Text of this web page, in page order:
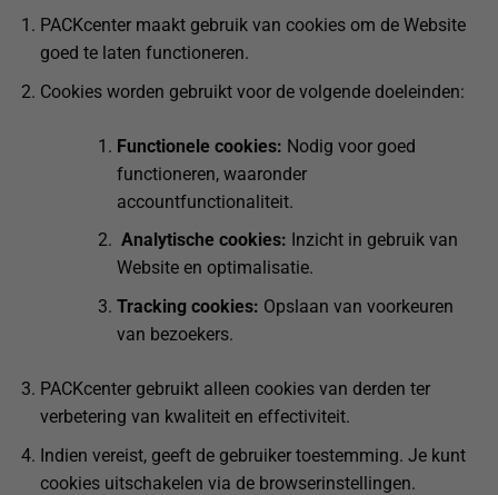
PACKcenter maakt gebruik van cookies om de Website
goed te laten functioneren.
Cookies worden gebruikt voor de volgende doeleinden:
Functionele cookies: Nodig voor goed
functioneren, waaronder
accountfunctionaliteit.
Analytische cookies: Inzicht in gebruik van
Website en optimalisatie.
Tracking cookies: Opslaan van voorkeuren
van bezoekers.
PACKcenter gebruikt alleen cookies van derden ter
verbetering van kwaliteit en effectiviteit.
Indien vereist, geeft de gebruiker toestemming. Je kunt
cookies uitschakelen via de browserinstellingen.